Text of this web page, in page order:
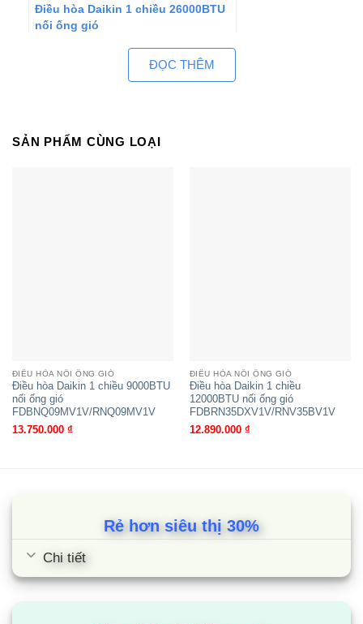
Điều hòa Daikin 1 chiều 26000BTU
nối ống gió
Điều hòa âm trần Daikin
FCNQ26MV1/RNQ26MY1 26000Btu 1
ĐỌC THÊM
SẢN PHẨM CÙNG LOẠI
ĐIỀU HÒA NỐI ỐNG GIÓ
Điều hòa Daikin 1 chiều 9000BTU
nối ống gió
FDBNQ09MV1V/RNQ09MV1V
13.750.000 ₫
ĐIỀU HÒA NỐI ỐNG GIÓ
Điều hòa Daikin 1 chiều
12000BTU nối ống gió
FDBRN35DXV1V/RNV35BV1V
12.890.000 ₫
Rẻ hơn siêu thị 30%
Chi tiết